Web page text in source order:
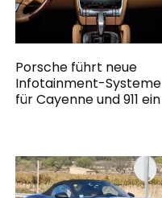
Porsche führt neue
Infotainment-Systeme
für Cayenne und 911 ein